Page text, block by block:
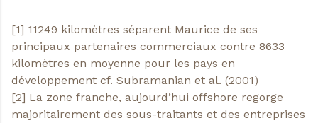
[1] 11249 kilomètres séparent Maurice de ses
principaux partenaires commerciaux contre 8633
kilomètres en moyenne pour les pays en
développement cf. Subramanian et al. (2001)
[2] La zone franche, aujourd’hui offshore regorge
majoritairement des sous-traitants et des entreprises